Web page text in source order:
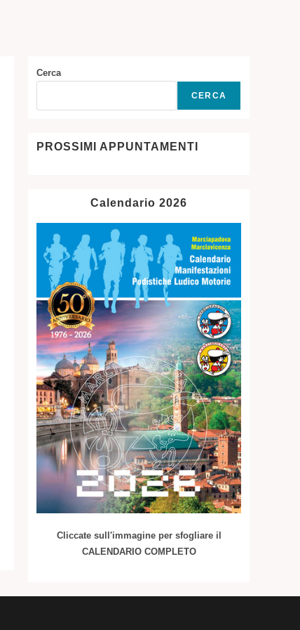
Cerca
CERCA
PROSSIMI APPUNTAMENTI
Calendario 2026
Cliccate sull'immagine per sfogliare il
CALENDARIO COMPLETO